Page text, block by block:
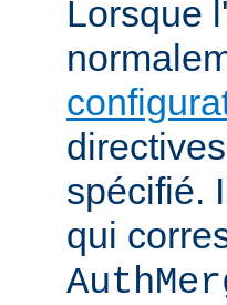
Lorsque
spécifié.
qui